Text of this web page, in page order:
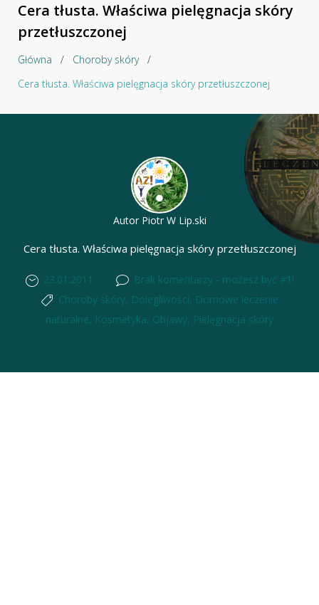
Cera tłusta. Właściwa pielęgnacja skóry
przetłuszczonej
Główna / Choroby skóry
/
Cera tłusta. Właściwa pielęgnacja skóry przetłuszczonej
Autor Piotr W Lip.ski
Cera tłusta. Właściwa pielęgnacja skóry przetłuszczonej
23.01.2011
Brak komentarzy - możesz być #1!
Choroby skóry, Dolegliwości, Domowe leczenie
naturalne, Kosmetyka, Objawy, Pielęgnacja skóry